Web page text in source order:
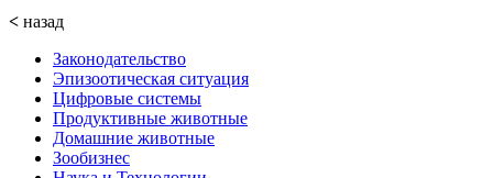
< назад
Законодательство
Эпизоотическая ситуация
Цифровые системы
Продуктивные животные
Домашние животные
Зообизнес